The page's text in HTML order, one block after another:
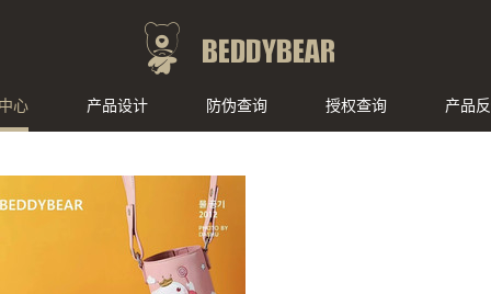
心 产品设计 防伪查询 授权查询 产品